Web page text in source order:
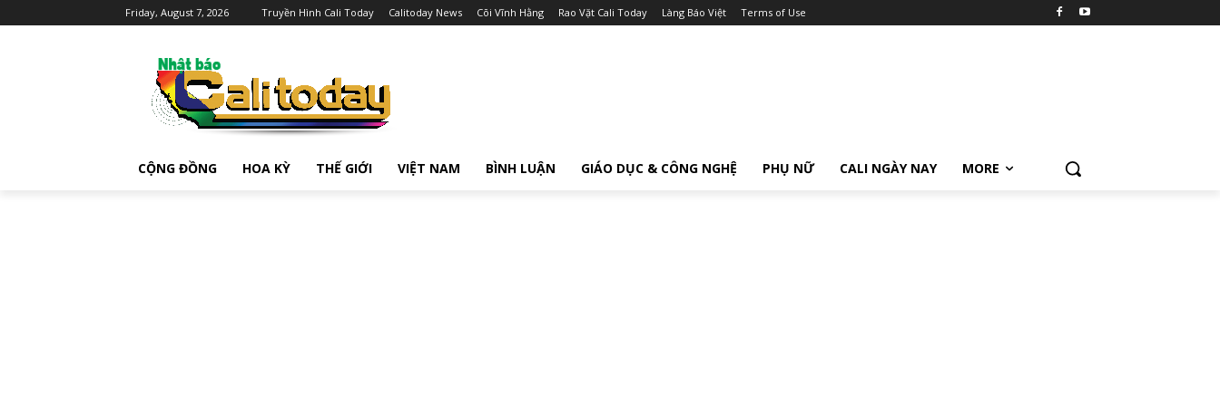
Friday, August 7, 2026 Truyền Hình Cali Today Calitoday News Cõi Vĩnh Hằng Rao Vặt Cali Today Làng Báo Việt Terms of Use
CỘNG ĐỒNG HOA KỲ THẾ GIỚI VIỆT NAM BÌNH LUẬN GIÁO DỤC & CÔNG NGHỆ PHỤ NỮ CALI NGÀY NAY MORE